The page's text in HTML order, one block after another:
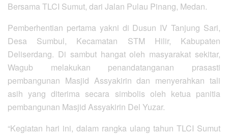
Bersama TLCI Sumut, dari Jalan Pulau Pinang, Medan.
Pemberhentian pertama yakni di Dusun IV Tanjung Sari,
Desa Sumbul, Kecamatan STM Hilir, Kabupaten
Deliserdang. Di sambut hangat oleh masyarakat sekitar,
Wagub melakukan penandatanganan prasasti
pembangunan Masjid Assyakirin dan menyerahkan tali
asih yang diterima secara simbolis oleh ketua panitia
pembangunan Masjid Assyakirin Del Yuzar.
“Kegiatan hari ini, dalam rangka ulang tahun TLCI Sumut